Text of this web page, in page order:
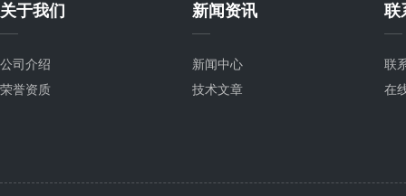
关于我们
公司介绍
荣誉资质
新闻资讯
新闻中心
技术文章
联
联
在